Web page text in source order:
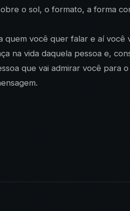
o sol, o formato, a forma
você quer falar e aí você
na vida daquela pessoa e,
que vai admirar você para